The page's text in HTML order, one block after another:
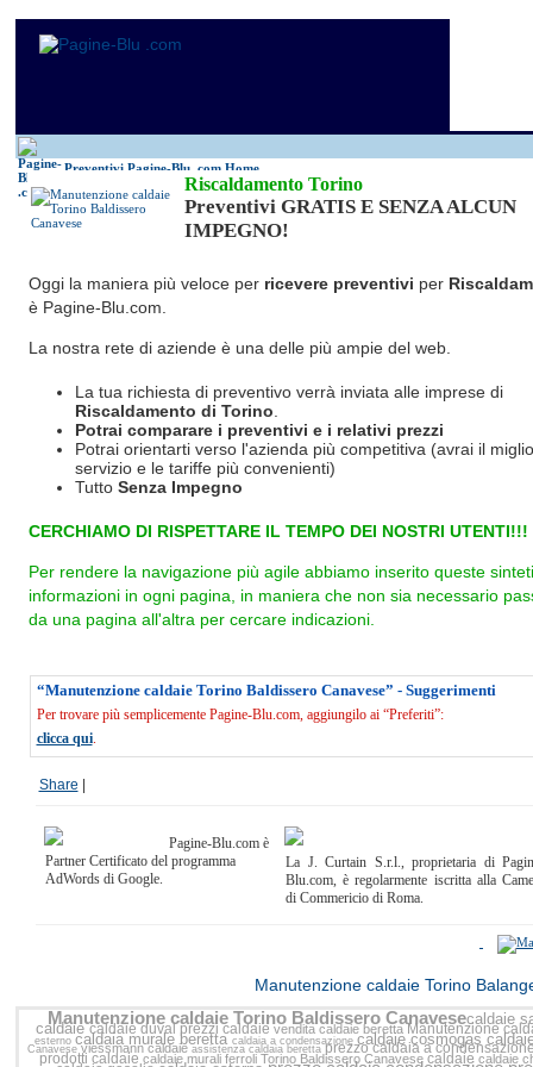
Preventivi Pagine-Blu .com Home
Riscaldamento Torino
Preventivi GRATIS E SENZA ALCUN
IMPEGNO!
Oggi la maniera più veloce per ricevere preventivi per
è Pagine-Blu.com.
La nostra rete di aziende è una delle più ampie del web.
La tua richiesta di preventivo verrà inviata alle imprese di
Riscaldamento di Torino
Potrai comparare i preventivi e i relativi prezzi
Potrai orientarti verso l'azienda più competitiva (avrai il
servizio e le tariffe più convenienti)
Tutto Senza Impegno
CERCHIAMO DI RISPETTARE IL TEMPO DEI NOSTRI UTENTI!!!
Per rendere la navigazione più agile abbiamo inserito queste
informazioni in ogni pagina, in maniera che non sia necessario
da una pagina all'altra per cercare indicazioni.
“Manutenzione caldaie Torino Baldissero Canavese” - Suggerimenti
Per trovare più semplicemente Pagine-Blu.com, aggiungilo ai “Preferiti”:
clicca qui.
Share
Pagine-Blu.com è
Partner Certificato del programma
AdWords di Google.
La J. Curtain S.r.l., proprietaria di
Blu.com, è regolarmente iscritta alla
di Commericio di Roma.
Manutenzione caldaie Torino
Manutenzione caldaie Torino Baldissero Canavesecaldaie
caldaiecaldaie duvalprezzi caldaievendita caldaie berettaManutenzione
esterno caldaia murale berettacaldaia a condensazione caldaie cosmogas
Canavese viessmann caldaieassistenza caldaia beretta prezzo caldaia a
prodotti caldaie caldaie murali ferroli Torino Baldissero Canavese caldaie caldaie